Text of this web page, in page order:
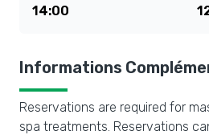
14:00
Informations
Reservations are required for
spa treatments. Reservations